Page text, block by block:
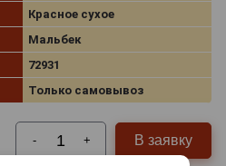
Красное сухое
Мальбек
72931
Только самовывоз
- + В заявку